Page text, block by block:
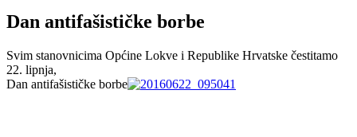
Dan antifašističke borbe
Svim stanovnicima Općine Lokve i Republike Hrvatske čestitamo
22. lipnja,
Dan antifašističke borbe